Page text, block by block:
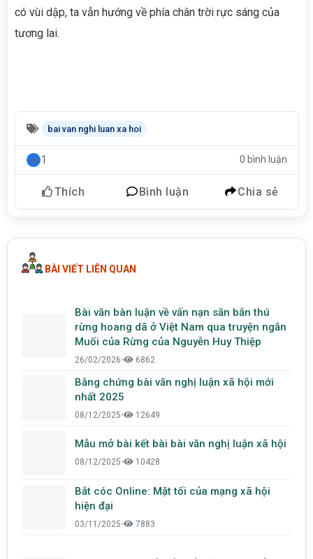
có vùi dập, ta vẫn hướng về phía chân trời rực sáng của
tương lai.
bai van nghi luan xa hoi
1 0 bình luận
Thích Bình luận Chia sẻ
BÀI VIẾT LIÊN QUAN
Bài văn bàn luận về vấn nạn săn bắn thú
rừng hoang dã ở Việt Nam qua truyện ngắn
Muối của Rừng của Nguyễn Huy Thiệp
26/02/2026• 6862
Bằng chứng bài văn nghị luận xã hội mới
nhất 2025
08/12/2025• 12649
Mẫu mở bài kết bài bài văn nghị luận xã hội
08/12/2025• 10428
Bắt cóc Online: Mặt tối của mạng xã hội
hiện đại
03/11/2025• 7883